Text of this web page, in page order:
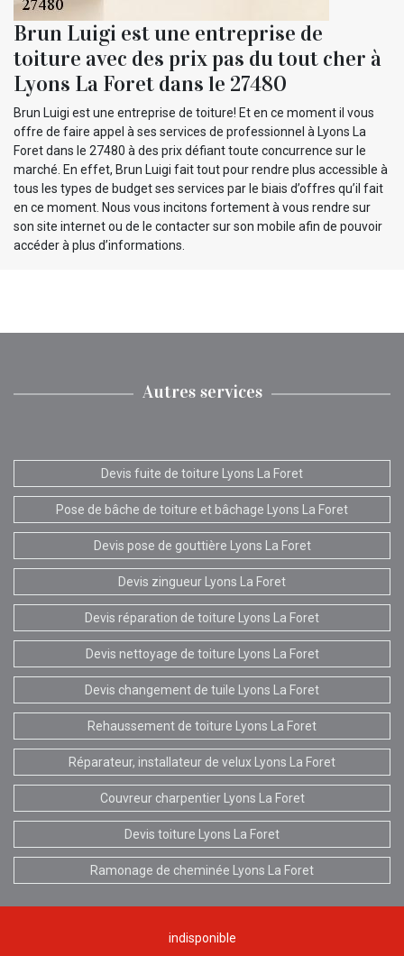
Brun Luigi est une entreprise de
toiture avec des prix pas du tout cher à
Lyons La Foret dans le 27480
Brun Luigi est une entreprise de toiture! Et en ce moment il vous
offre de faire appel à ses services de professionnel à Lyons La
Foret dans le 27480 à des prix défiant toute concurrence sur le
marché. En effet, Brun Luigi fait tout pour rendre plus accessible à
tous les types de budget ses services par le biais d’offres qu’il fait
en ce moment. Nous vous incitons fortement à vous rendre sur
son site internet ou de le contacter sur son mobile afin de pouvoir
accéder à plus d’informations.
Autres services
Devis fuite de toiture Lyons La Foret
Pose de bâche de toiture et bâchage Lyons La Foret
Devis pose de gouttière Lyons La Foret
Devis zingueur Lyons La Foret
Devis réparation de toiture Lyons La Foret
Devis nettoyage de toiture Lyons La Foret
Devis changement de tuile Lyons La Foret
Rehaussement de toiture Lyons La Foret
Réparateur, installateur de velux Lyons La Foret
Couvreur charpentier Lyons La Foret
Devis toiture Lyons La Foret
Ramonage de cheminée Lyons La Foret
indisponible